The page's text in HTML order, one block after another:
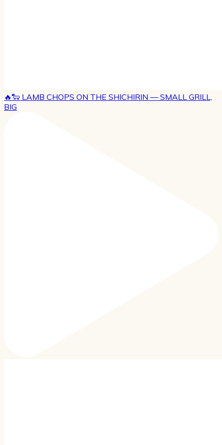
🔥🐑 LAMB CHOPS ON THE SHICHIRIN — SMALL GRILL,
BIG